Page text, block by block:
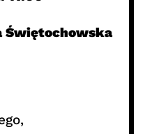
Świętochowska